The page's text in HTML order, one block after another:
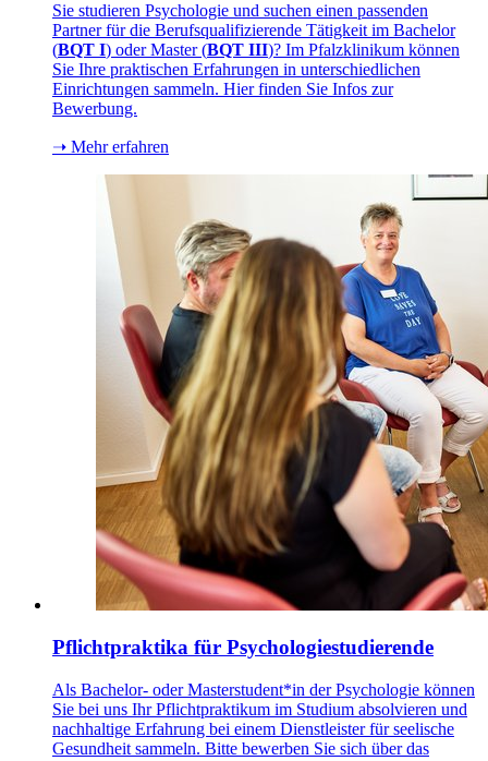
Sie studieren Psychologie und suchen einen passenden
Partner für die Berufsqualifizierende Tätigkeit im Bachelor
(BQT I) oder Master (BQT III)? Im Pfalzklinikum können
Sie Ihre praktischen Erfahrungen in unterschiedlichen
Einrichtungen sammeln. Hier finden Sie Infos zur
Bewerbung.
➝ Mehr erfahren
Pflichtpraktika für Psychologiestudierende
Als Bachelor- oder Masterstudent*in der Psychologie können
Sie bei uns Ihr Pflichtpraktikum im Studium absolvieren und
nachhaltige Erfahrung bei einem Dienstleister für seelische
Gesundheit sammeln. Bitte bewerben Sie sich über das